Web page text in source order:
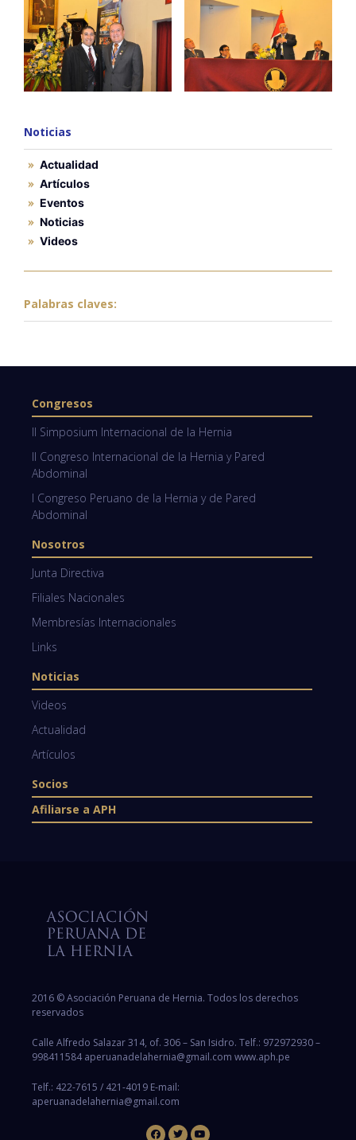
Noticias
Actualidad
Artículos
Eventos
Noticias
Videos
Palabras claves:
Congresos
II Simposium Internacional de la Hernia
II Congreso Internacional de la Hernia y Pared
Abdominal
I Congreso Peruano de la Hernia y de Pared
Abdominal
Nosotros
Junta Directiva
Filiales Nacionales
Membresías Internacionales
Links
Noticias
Videos
Actualidad
Artículos
Socios
Afiliarse a APH
2016 © Asociación Peruana de Hernia. Todos los derechos
reservados
Calle Alfredo Salazar 314, of. 306 – San Isidro. Telf.: 972972930 –
998411584 aperuanadelahernia@gmail.com www.aph.pe
Telf.: 422-7615 / 421-4019 E-mail:
aperuanadelahernia@gmail.com